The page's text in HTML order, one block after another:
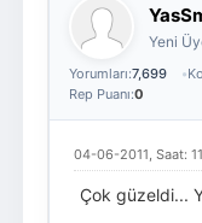
Yeni
Yorumları:7,699
Rep Puanı:0
04-06-2011, Saat:
Çok güzeldi...